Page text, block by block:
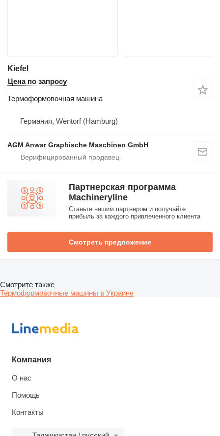
Kiefel
Цена по запросу
Термоформовочная машина
Германия, Wentorf (Hamburg)
AGM Anwar Graphische Maschinen GmbH
Партнерская программа
Machineryline
Станьте нашим партнером и получайте
прибыль за каждого привлеченного клиента
Смотреть предложение
Смотрите также
Термоформовочные машины в Украине
Компания
О нас
Помощь
Контакты